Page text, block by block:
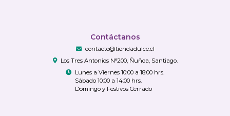
Contáctanos
contacto@tiendadulce.cl
Los Tres Antonios N°200, Ñuñoa, Santiago.
Lunes a Viernes 10:00 a 18:00 hrs.
Sábado 10:00 a 14:00 hrs.
Domingo y Festivos Cerrado